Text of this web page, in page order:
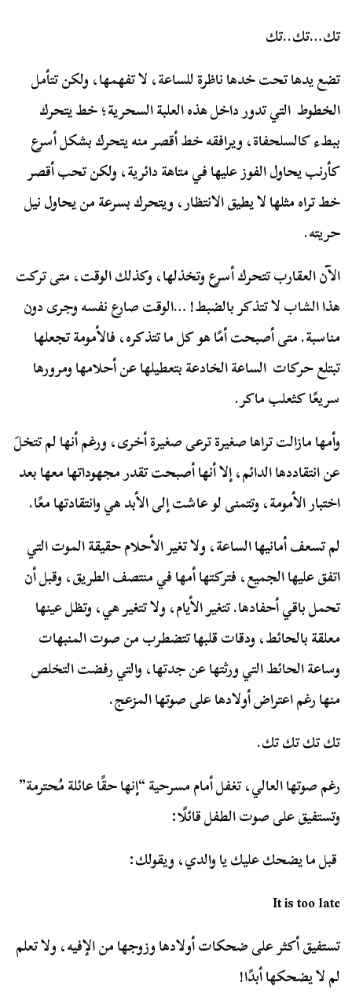
تك…تك..تك
تضع يدها تحت خدها ناظرة للساعة، لا تفهمها، ولكن تتأمل
الخطوط التي تدور داخل هذه العلبة السحرية؛ خط يتحرك
ببطء كالسلحفاة، ويرافقه خط أقصر منه يتحرك بشكل أسرع
كأرنب يحاول الفوز عليها في متاهة دائرية، ولكن تحب أقصر
خط تراه مثلها لا يطيق الانتظار، ويتحرك بسرعة من يحاول نيل
حريته.
الآن العقارب تتحرك أسرع وتخذلها، وكذلك الوقت، متى تركت
هذا الشاب لا تتذكر بالضبط! …الوقت صارع نفسه وجرى دون
مناسبة. متى أصبحت أمًا هو كل ما تتذكره، فالأمومة تجعلها
تبتلع حركات الساعة الخادعة بتعطيلها عن أحلامها ومرورها
سريعًا كثعلب ماكر.
وأمها مازالت تراها صغيرة ترعى صغيرة أخرى، ورغم أنها لم تتخلَ
عن انتقاددها الدائم، إلا أنها أصبحت تقدر مجهوداتها معها بعد
اختبار الأمومة، وتتمنى لو عاشت إلى الأبد هي وانتقادتها معًا.
لم تسعف أمانيها الساعة، ولا تغير الأحلام حقيقة الموت التي
اتفق عليها الجميع، فتركتها أمها في منتصف الطريق، وقبل أن
تحمل باقي أحفادها. تتغير الأيام، ولا تتغير هي، وتظل عينها
معلقة بالحائط، ودقات قلبها تتضطرب من صوت المنبهات
وساعة الحائط التي ورثتها عن جدتها، والتي رفضت التخلص
منها رغم اعتراض أولادها على صوتها المزعج.
تك تك تك تك.
رغم صوتها العالي، تغفل أمام مسرحية “إنها حقًا عائلة مُحترمة”
وتستفيق على صوت الطفل قائلًا:
قبل ما يضحك عليك يا والدي، ويقولك:
It is too late
تستفيق أكثر على ضحكات أولادها وزوجها من الإفيه، ولا تعلم
لم لا يضحكها أبدًا!